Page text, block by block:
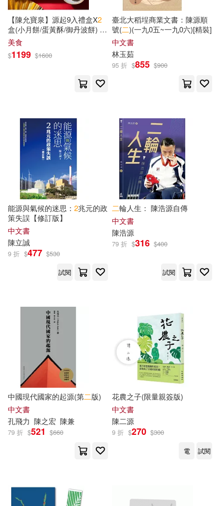
【陳允寶泉】源起9入禮盒X2
盒(小月餅/蛋黃酥/御丹波餅) 中
秋 7個工作天內出貨
美食
$1199 $1600
臺北大稻埕商業文書：陳源順
號(二)(一九0五~一九0六)[精裝]
中文書
林玉茹
95 折 $855 $900
能源與氣候的迷思： 2兆元的政
策失誤【修訂版】
中文書
陳立誠
9 折 $477 $530
試閱
二輪人生： 陳浩源自傳
中文書
陳浩源
79 折 $316 $400
試閱
中國現代國家的起源(第二版)
中文書
孔飛力 陳之宏 陳兼
79 折 $521 $660
花農之子(限量親簽版)
中文書
陳二源
9 折 $270 $300
電
試閱